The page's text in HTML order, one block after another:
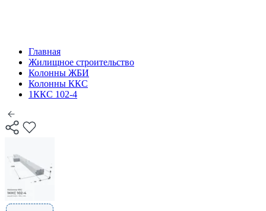
Главная
Жилищное строительство
Колонны ЖБИ
Колонны ККС
1ККС 102-4